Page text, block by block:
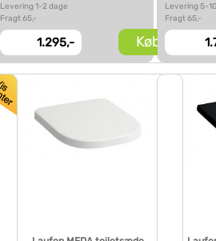
Levering 1-2 dage
Fragt 65,-
1.295,- Køb
Levering 5-
Fragt 65,-